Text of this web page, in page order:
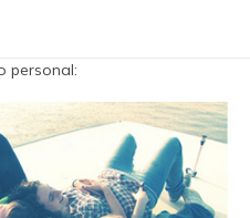
personal: